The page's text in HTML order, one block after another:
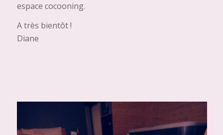
espace cocooning.
A très bientôt !
Diane